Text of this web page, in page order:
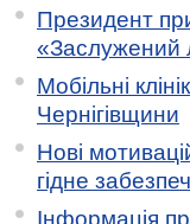
Президент
«Заслужений
Мобільні
Чернігівщини
Нові
гідне
Інформація